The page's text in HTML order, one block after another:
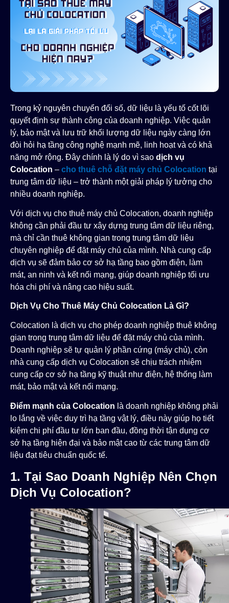
Trong kỷ nguyên chuyển đổi số, dữ liệu là yếu tố cốt lõi
quyết định sự thành công của doanh nghiệp. Việc quản
lý, bảo mật và lưu trữ khối lượng dữ liệu ngày càng lớn
đòi hỏi hạ tầng công nghệ mạnh mẽ, linh hoạt và có khả
năng mở rộng. Đây chính là lý do vì sao dịch vụ
Colocation – cho thuê chỗ đặt máy chủ Colocation tại
trung tâm dữ liệu – trở thành một giải pháp lý tưởng cho
nhiều doanh nghiệp.
Với dịch vụ cho thuê máy chủ Colocation, doanh nghiệp
không cần phải đầu tư xây dựng trung tâm dữ liệu riêng,
mà chỉ cần thuê không gian trong trung tâm dữ liệu
chuyên nghiệp để đặt máy chủ của mình. Nhà cung cấp
dịch vụ sẽ đảm bảo cơ sở hạ tầng bao gồm điện, làm
mát, an ninh và kết nối mạng, giúp doanh nghiệp tối ưu
hóa chi phí và nâng cao hiệu suất.
Dịch Vụ Cho Thuê Máy Chủ Colocation Là Gì?
Colocation là dịch vụ cho phép doanh nghiệp thuê không
gian trong trung tâm dữ liệu để đặt máy chủ của mình.
Doanh nghiệp sẽ tự quản lý phần cứng (máy chủ), còn
nhà cung cấp dịch vụ Colocation sẽ chịu trách nhiệm
cung cấp cơ sở hạ tầng kỹ thuật như điện, hệ thống làm
mát, bảo mật và kết nối mạng.
Điểm mạnh của Colocation là doanh nghiệp không phải
lo lắng về việc duy trì hạ tầng vật lý, điều này giúp họ tiết
kiệm chi phí đầu tư lớn ban đầu, đồng thời tận dụng cơ
sở hạ tầng hiện đại và bảo mật cao từ các trung tâm dữ
liệu đạt tiêu chuẩn quốc tế.
1. Tại Sao Doanh Nghiệp Nên Chọn
Dịch Vụ Colocation?